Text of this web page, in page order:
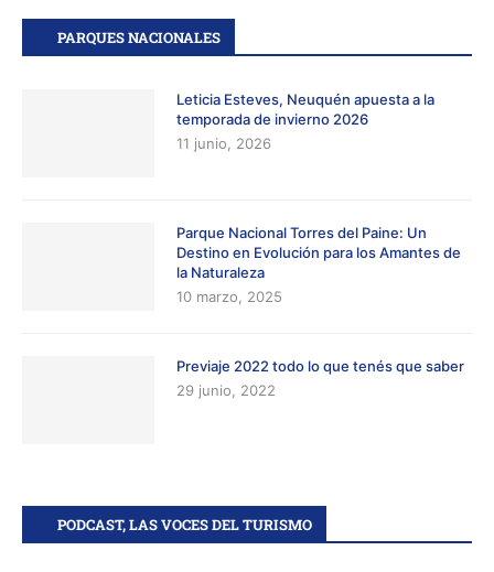
PARQUES NACIONALES
Leticia Esteves, Neuquén apuesta a la
temporada de invierno 2026
11 junio, 2026
Parque Nacional Torres del Paine: Un
Destino en Evolución para los Amantes de
la Naturaleza
10 marzo, 2025
Previaje 2022 todo lo que tenés que saber
29 junio, 2022
PODCAST, LAS VOCES DEL TURISMO